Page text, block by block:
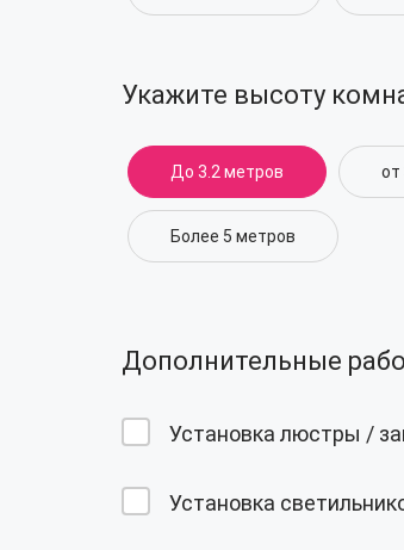
Укажите высоту
До 3.2 метров от
Более 5 метров
Дополнительные
Установка люстры /
Установка